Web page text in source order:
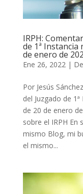
IRPH:
de 1ª Instancia
de enero de
Ene 26, 2022|
Por Jesús
del Juzgado de
de 20 de enero
sobre el IRPH En
mismo Blog, mi
el mismo...